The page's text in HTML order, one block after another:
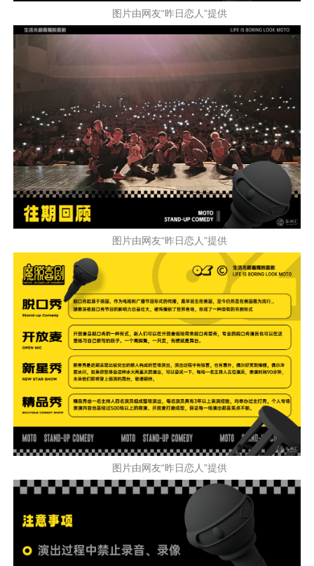
图片由网友“昨日恋人”提供
图片由网友“昨日恋人”提供
图片由网友“昨日恋人”提供